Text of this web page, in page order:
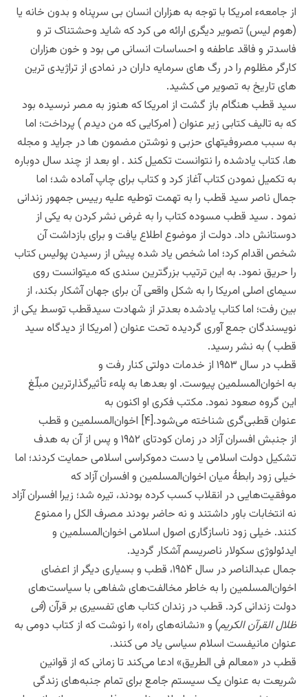
از جامعهء امریکا با توجه به هزاران انسان بی سرپناه و بدون خانه یا
(هوم لیس) تصویر دیگری ارائه می کرد که شاید وحشتناک تر و
فاسدتر و فاقد عاطفه و احساسات انسانی می بود و خون هزاران
کارگر مظلوم را در رگ های سرمایه داران در نمادی از تراژیدی ترین
های تاریخ به تصویر می کشید.
سید قطب هنگام باز گشت از امریکا که هنوز به مصر نرسیده بود
که به تالیف کتابی زیر عنوان ( امرکایی که من دیدم ) پرداخت؛ اما
به سبب مصروفیتهای حزبی و نوشتن مضمون ها در جراید و مجله
ها، کتاب یادشده را نتوانست تکمیل کند . او بعد از چند سال دوباره
به تکمیل نمودن کتاب آغاز کرد و کتاب برای چاپ آماده شد؛ اما
جمال ناصر سید قطب را به تهمت توطیه علیه رییس جمهور زندانی
نمود . سید قطب مسوده کتاب را به غرض نشر کردن به یکی از
دوستانش داد. دولت از موضوع اطلاع یافت و برای بازداشت آن
شخص اقدام کرد؛ اما شخص یاد شده پیش از رسیدن پولیس کتاب
را حریق نمود. به این ترتیب بزرگترین سندی که میتوانست روی
سیمای اصلی امریکا را به شکل واقعی آن برای جهان آشکار بکند، از
بین رفت؛ اما کتاب یادشده بعدتر از شهادت سیدقطب توسط یکی از
نویسندگان جمع آوری گردیده تحت عنوان ( امریکا از دیدگاه سید
قطب ) به نشر رسید.
قطب در سال ۱۹۵۳ از خدمات دولتی کنار رفت و
به اخوان‌المسلمین پیوست. او بعدها به پلهء تأثیرگذارترین مبلّغ
این گروه صعود نمود. مکتب فکری او اکنون به
عنوان قطبی‌گری شناخته می‌شود.[۴] اخوان‌المسلمین و قطب
از جنبش افسران آزاد در زمان کودتای ۱۹۵۲ و پس از آن به هدف
تشکیل دولت اسلامی یا دست دموکراسی اسلامی حمایت کردند؛ اما
خیلی زود رابطهٔ میان اخوان‌المسلمین و افسران آزاد که
موفقیت‌هایی در انقلاب کسب کرده بودند، تیره شد؛ زیرا افسران آزاد
نه انتخابات باور داشتند و نه حاضر بودند مصرف الکل را ممنوع
کنند. خیلی زود ناسازگاری اصول اسلامی اخوان‌المسلمین و
ایدئولوژی سکولار ناصریسم آشکار گردید.
جمال عبدالناصر در سال ۱۹۵۴، قطب و بسیاری دیگر از اعضای
اخوان‌المسلمین را به خاطر مخالفت‌های شفاهی با سیاست‌های
دولت زندانی کرد. قطب در زندان کتاب های تفسیری بر قرآن (فی
ظلال القرآن الکریم) و «نشانه‌های راه» را نوشت که از کتاب دومی به
عنوان مانیفست اسلام سیاسی یاد می کنند.
قطب در «معالم فی الطریق» ادعا می‌کند تا زمانی که از قوانین
شریعت به عنوان یک سیستم جامع برای تمام جنبه‌های زندگی